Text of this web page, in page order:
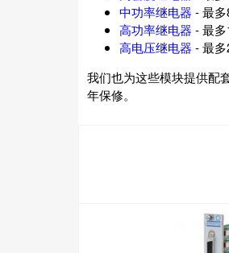
中功率继电器 - 最
高功率继电器 - 最
高电压继电器 - 最
我们也为这些模块提供配
年保修。